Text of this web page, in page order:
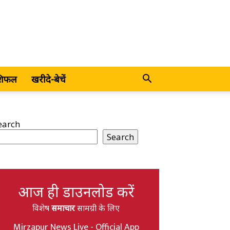
खरीदे-बेचें
Search
आज ही डाउनलोड करें
विशेषसमाचारसामग्री के लिए